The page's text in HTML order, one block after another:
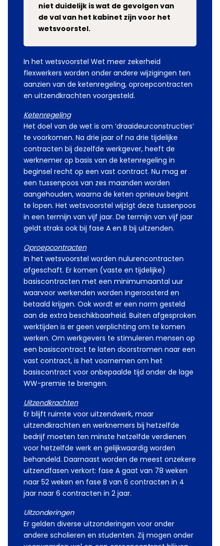
niet duidelijk is wat de gevolgen van
de val van het kabinet zijn voor het
wetsvoorstel.
In het wetsvoorstel Wet meer zekerheid
flexwerkers worden onder andere wijzigingen ten
aanzien van de ketenregeling, oproepcontracten
en uitzendkrachten voorgesteld.
Ketenregeling
Het doel van de wet is om ‘draaideurconstructies’
te voorkomen. Na drie jaar of na drie tijdelijke
contracten bij dezelfde werkgever, heeft de
werknemer op basis van de ketenregeling in
beginsel recht op een vast contract. Nu mag er
een tussenpoos van zes maanden worden
aangehouden, waarna de keten opnieuw begint
te lopen. Het wetsvoorstel wijzigt deze tussenpoos
in een termijn van vijf jaar. De termijn van vijf jaar
geldt straks ook bij fase A en B bij uitzenden.
Oproepcontracten
In het wetsvoorstel worden nulurencontracten
afgeschaft. Er komen (vaste en tijdelijke)
basiscontracten met een minimumaantal uur
waarvoor werkenden worden ingeroosterd en
betaald krijgen. Ook wordt er een norm gesteld
aan de extra beschikbaarheid. Buiten afgesproken
werktijden is er geen verplichting om te komen
werken. Om werkgevers te stimuleren mensen op
een basiscontract te laten doorstromen naar een
vast contract, is het voornemen om het
basiscontract voor onbepaalde tijd onder de lage
WW-premie te brengen.
Uitzendkrachten
Er blijft ruimte voor uitzendwerk, maar
uitzendkrachten en werknemers bij hetzelfde
bedrijf moeten ten minste hetzelfde verdienen
voor hetzelfde werk en gelijkwaardig worden
behandeld. Daarnaast worden de meest onzekere
uitzendfasen verkort: fase A gaat van 78 weken
naar 52 weken en fase B van 6 contracten in 4
jaar naar 6 contracten in 2 jaar.
Uitzonderingen
Er gelden diverse uitzonderingen voor onder
andere scholieren en studenten. Zij mogen onder